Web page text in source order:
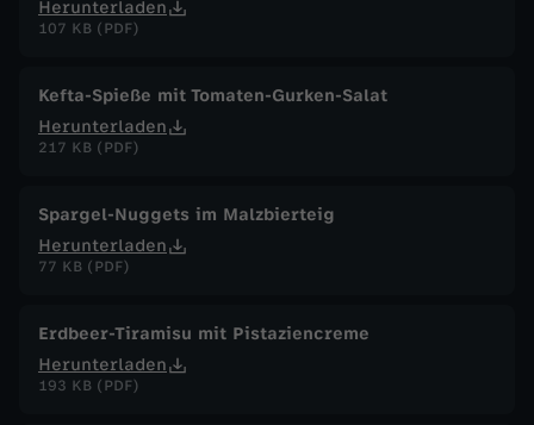
Herunterladen
107 KB (PDF)
Kefta-Spieße mit Tomaten-Gurken-Salat
Herunterladen
217 KB (PDF)
Spargel-Nuggets im Malzbierteig
Herunterladen
77 KB (PDF)
Erdbeer-Tiramisu mit Pistaziencreme
Herunterladen
193 KB (PDF)